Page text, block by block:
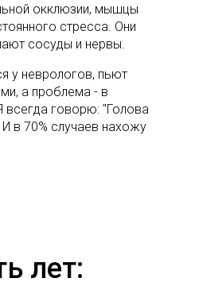
окклюзии, мышцы
стресса. Они
сосуды и нервы.
у неврологов, пьют
а проблема - в
всегда говорю: "Голова
в 70% случаев нахожу
лет: